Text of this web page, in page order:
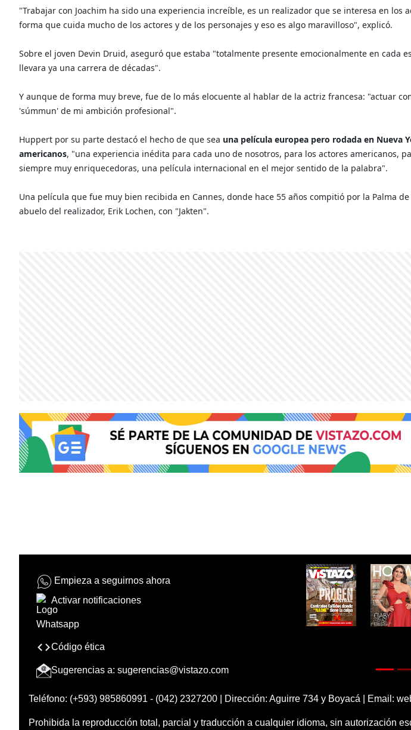
"Trabajar con Joachim ha sido una experiencia increíble, es un realizador que se interesa en los
forma que cuida mucho de los actores y de los personajes y eso es algo maravilloso", explicó.
Sobre el joven Devin Druid, aseguró que estaba "totalmente presente emocionalmente en cada
llevara ya una carrera de décadas".
Y aunque de forma muy breve, fue de lo más elocuente al hablar de la actriz francesa: "actuar
'súmmun' de mi ambición profesional".
Huppert por su parte destacó el hecho de que sea una película europea pero rodada en Nueva
americanos, "una experiencia inédita para cada uno de nosotros, para los actores americanos,
siempre muy enriquecedoras, una película internacional en el mejor sentido de la palabra".
Una película que fue muy bien recibida en Cannes, donde hace 55 años compitió por la Palma
abuelo del realizador, Erik Lochen, con "Jakten".
Empieza a seguirnos ahora
Activar notificaciones
Código ética
Sugerencias a: sugerencias@vistazo.com
Teléfono: (+593) 985860991 - (042) 2327200 | Dirección: Aguirre 734 y Boyacá | Email:
Prohibida la reproducción total, parcial y traducción a cualquier idioma, sin autorización